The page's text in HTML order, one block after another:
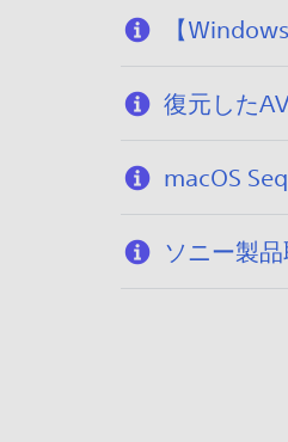
【
復元した
macOS
ソニー製